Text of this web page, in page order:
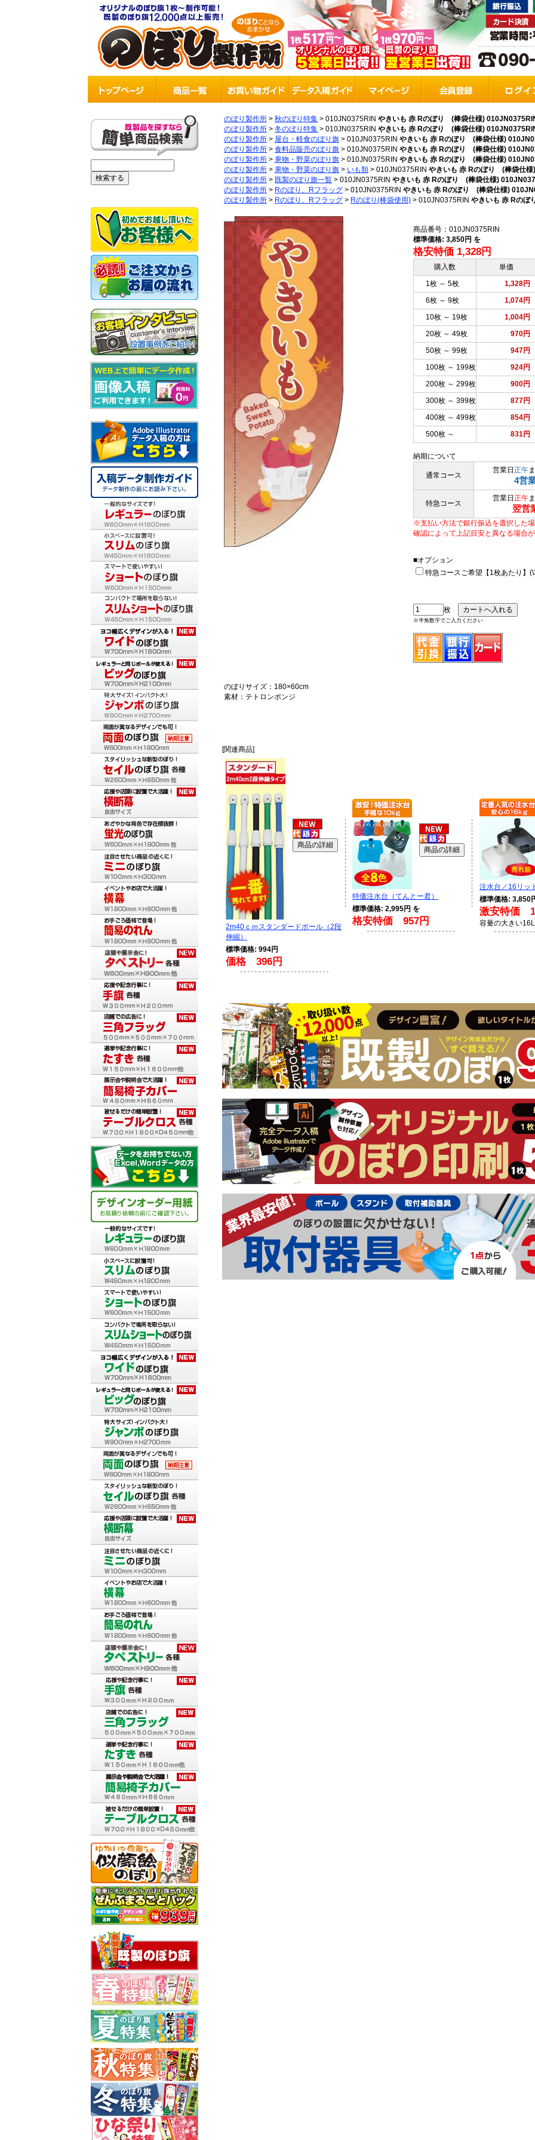
のぼり製作所 > 秋のぼり特集 > 010JN0375RIN やきいも 赤 Rのぼり (棒袋仕様)
のぼり製作所 > 冬のぼり特集 > 010JN0375RIN やきいも 赤 Rのぼり (棒袋仕様)
のぼり製作所 > 屋台・軽食のぼり旗 > 010JN0375RIN やきいも 赤 Rのぼり (棒袋仕様)
のぼり製作所 > 食料品販売のぼり旗 > 010JN0375RIN やきいも 赤 Rのぼり (棒袋仕様)
のぼり製作所 > 果物・野菜のぼり旗 > 010JN0375RIN やきいも 赤 Rのぼり (棒袋仕様)
のぼり製作所 > 果物・野菜のぼり旗 > いも類 > 010JN0375RIN やきいも 赤 Rのぼり (棒袋仕
のぼり製作所 > 既製のぼり旗一覧 > 010JN0375RIN やきいも 赤 Rのぼり (棒袋仕様)
のぼり製作所 > Rのぼり、Rフラッグ > 010JN0375RIN やきいも 赤 Rのぼり (棒袋仕様)
のぼり製作所 > Rのぼり、Rフラッグ > Rのぼり(棒袋使用) > 010JN0375RIN やきいも 赤 Rの
商品番号：010JN0375RIN
標準価格: 3,850円 を
格安特価 1,328円
購入数
単価
1枚 ～ 5枚
1,328円
6枚 ～ 9枚
1,074円
10枚 ～ 19枚
1,004円
20枚 ～ 49枚
970円
50枚 ～ 99枚
947円
100枚 ～ 199枚
924円
200枚 ～ 299枚
900円
300枚 ～ 399枚
877円
400枚 ～ 499枚
854円
500枚 ～
831円
納期について
通常コース
営業日 正午
4営
特急コース
営業日 正午
翌営
※支払い方法で銀行振込を選択した
確認によって上記目安と異なる場合
■オプション
特急コースご希望【1枚あたり】
枚
※半角数字でご入力ください
のぼりサイズ：180×60cm
素材：テトロンポンジ
[関連商品]
2m40ｃｍスタンダードポール（2段
伸縮）
標準価格: 994円
価格 396円
特価注水台（てんとー君）
標準価格: 2,995円 を
格安特価 957円
注水台／16リッ
標準価格: 3,850
激安特価
容量の大きい